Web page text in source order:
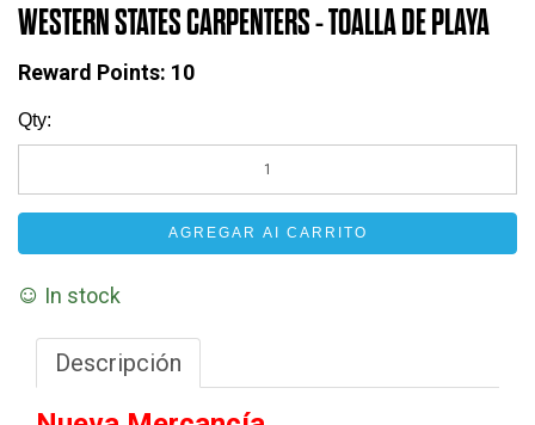
WESTERN STATES CARPENTERS - TOALLA DE PLAYA
Reward Points: 10
Qty:
AGREGAR AI CARRITO
In stock
Descripción